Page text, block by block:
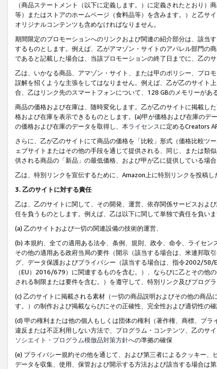
（商品ステートメント（以下に定義します。）に定義されたとおり
等）またはストアのホームページ（食料品等）を含みます。）と乙サ
オリジナルコンテンツも含めなければなりません。
期間限定のプロモーションへのリンクおよび関連の紹介部分は、該当
するものとします。例えば、乙がアマゾン・サイトのアパレル部門の
であると記載した場合は、当該プロモーションの終了日までに、乙の
乙は、いかなる商品、アマゾン・サイト、または甲のポリシー、プロ
誤解を招くような主張をしてはなりません。例えば、乙が乙のサイト
合、乙はリンク先のスマートフォンについて、128 GBのメモリーがあ
商品の価格および在庫は、随時変化します。乙が乙のサイトに掲載し
格および在庫を表示できるものとします。(a)甲が価格および在庫の
の価格および在庫のデータを取得し、 本ライセンスに定めるCreators
さらに、乙が乙のサイトにて商品の価格を「比較」形式（価格比較ツ
ェブサイトまたはその他の手段を通じて提供される、同じ、または類
供される商品の「新品」の最低価格、および甲が乙に提供している場
乙は、特別リンクを宣伝するために、Amazon上に特別リンクを投稿
3. 乙のサイトに対する責任
乙は、乙のサイトに関して、その開発、運営、依存関係サービスおよ
任を負うものとします。例えば、乙は以下に関して単独で責任を負い
(a) 乙のサイトおよび一切の関連設備の技術的運営、
(b) 本規約、全ての適用ある法令、条例、規則、政令、命令、ライセ
その他の適用ある政府当局の要件（開示（該当する場合は、米連邦取
グ、データ保護およびプライバシー（該当する場合は、指令2002/58/
（EU）2016/679）に関連するものを含む。）、ならびに乙とその他
される制限または要件を含む。）を遵守して、特別リンク及びプログ
(c) 乙のサイトに掲載される素材（一切の商品説明およびその他の商
す。）の制作および掲載ならびにその正確性、完全性および適切性の
(d) 甲の権利または他の個人もしくは団体の権利（著作権、商標、プ
違反または不正利用しない方法で、プログラム・コンテンツ、乙のサ
ソシエイト・プログラム模倣品対策方針への準拠の確保
(e) プライバシー規約その他を通じて、および第三者によるクッキー
データを収集、使用、保管および開示する方法および該当する場合は